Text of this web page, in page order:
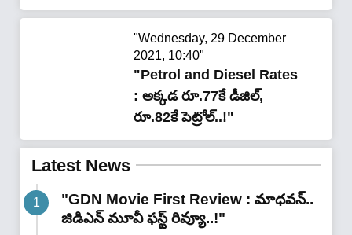
చాలామంది రాత్రిపూట పెట్రోల్
కొట్టిస్తారా?"
"Wednesday, 29 December
2021, 10:40"
"Petrol and Diesel Rates
: అక్క‌డ‌ రూ.77కే డీజిల్,
రూ.82కే పెట్రోల్..!"
Latest News
"GDN Movie First Review : మాధవన్..
జిడిఎన్ మూవీ ఫ‌స్ట్ రివ్యూ..!"